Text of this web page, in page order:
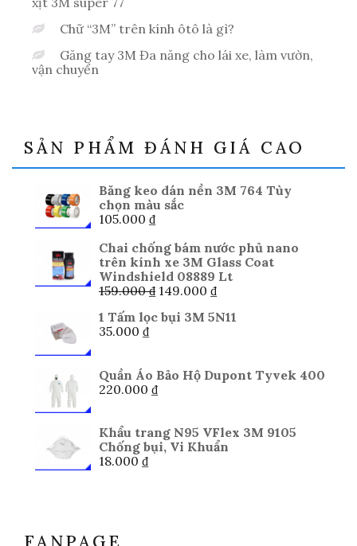
Chữ “3M” trên kính ôtô là gì?
Găng tay 3M Đa năng cho lái xe, làm vườn,
vận chuyển
SẢN PHẨM ĐÁNH GIÁ CAO
Băng keo dán nền 3M 764 Tùy
chọn màu sắc
105.000 ₫
Chai chống bám nước phủ nano
trên kính xe 3M Glass Coat
Windshield 08889 Lt
159.000₫ Giá
là:
149.000 ₫Giá
tại
1 Tấm lọc bụi 3M 5N11
35.000 ₫
Quần Áo Bảo Hộ Dupont Tyvek 400
220.000 ₫
Khẩu trang N95 VFlex 3M 9105
Chống bụi, Vi Khuẩn
18.000 ₫